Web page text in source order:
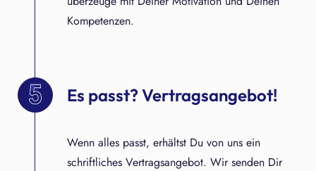
Kompetenzen.
Es passt? Vertragsangebot!
Wenn alles passt, erhältst Du von uns ein
schriftliches Vertragsangebot. Wir senden Dir